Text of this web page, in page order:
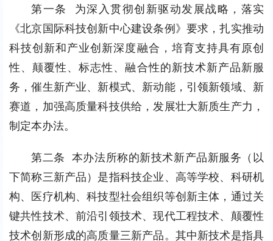
第一条  为深入贯彻创新驱动发展战略，落实
《北京国际科技创新中心建设条例》要求，扎实推动
科技创新和产业创新深度融合，培育支持具有原创
性、颠覆性、标志性、融合性的新技术新产品新服
务，催生新产业、新模式、新动能，引领新领域、新
赛道，加强高质量科技供给，发展壮大新质生产力，
制定本办法。
第二条  本办法所称的新技术新产品新服务（以
下简称三新产品）是指科技企业、高等学校、科研机
构、医疗机构、科技型社会组织等创新主体，通过关
键共性技术、前沿引领技术、现代工程技术、颠覆性
技术创新形成的高质量三新产品。其中新技术是指具